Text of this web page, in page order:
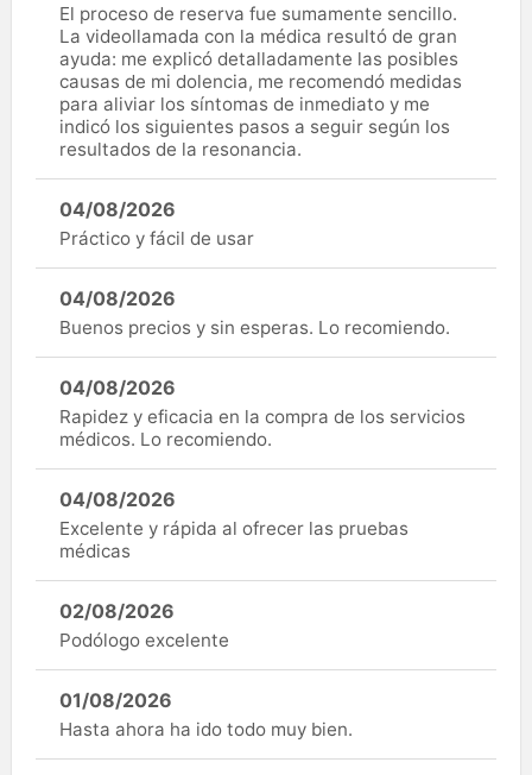
El proceso de reserva fue sumamente sencillo.
La videollamada con la médica resultó de gran
ayuda: me explicó detalladamente las posibles
causas de mi dolencia, me recomendó medidas
para aliviar los síntomas de inmediato y me
indicó los siguientes pasos a seguir según los
resultados de la resonancia.
04/08/2026
Práctico y fácil de usar
04/08/2026
Buenos precios y sin esperas. Lo recomiendo.
04/08/2026
Rapidez y eficacia en la compra de los servicios
médicos. Lo recomiendo.
04/08/2026
Excelente y rápida al ofrecer las pruebas
médicas
02/08/2026
Podólogo excelente
01/08/2026
Hasta ahora ha ido todo muy bien.